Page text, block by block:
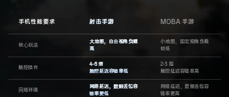
手机性能要求 射击手游 MOBA 手游
核⼼玩法
大地图，自由视角负载
高
小地图，固定视角负载
较低
触控操作
4-6 指
触控延迟容错率低
2-3 指
触控延迟容错率高
⽹络环境
网络延迟，数据丢包容
错率更低
网络延迟，数据丢包容
错率更高